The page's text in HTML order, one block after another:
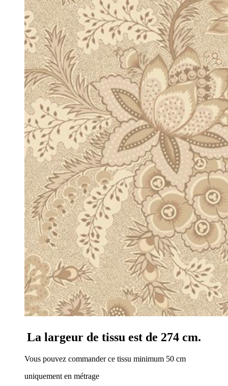
La largeur de tissu est de 274 cm.
Vous pouvez commander ce tissu minimum 50 cm
uniquement en métrage